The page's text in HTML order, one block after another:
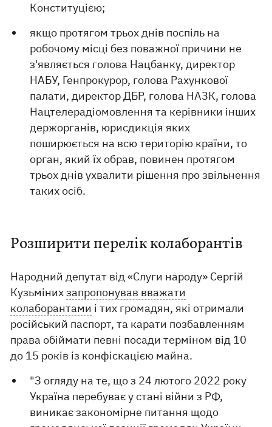
Конституцією;
якщо протягом трьох днів поспіль на
робочому місці без поважної причини не
з'являється голова Нацбанку, директор
НАБУ, Генпрокурор, голова Рахункової
палати, директор ДБР, голова НАЗК, голова
Нацтелерадіомовлення та керівники інших
держорганів, юрисдикція яких
поширюється на всю територію країни, то
орган, який їх обрав, повинен протягом
трьох днів ухвалити рішення про звільнення
таких осіб.
Розширити перелік колаборантів
Народний депутат від «Слуги народу» Сергій
Кузьмінихзапропонував вважати
колаборантами і тих громадян, які отримали
російський паспорт, та карати позбавленням
права обіймати певні посади терміном від 10
до 15 років із конфіскацією майна.
"З огляду на те, що з 24 лютого 2022 року
Україна перебуває у стані війни з РФ,
виникає закономірне питання щодо